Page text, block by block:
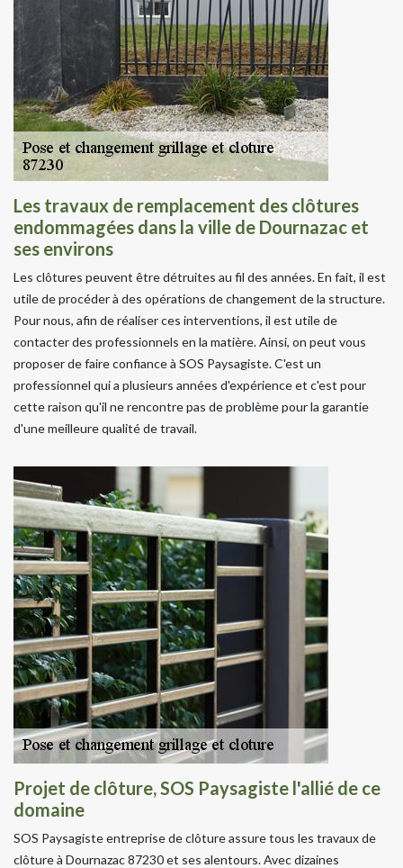
Les travaux de remplacement des clôtures
endommagées dans la ville de Dournazac et
ses environs
Les clôtures peuvent être détruites au fil des années. En fait, il est
utile de procéder à des opérations de changement de la structure.
Pour nous, afin de réaliser ces interventions, il est utile de
contacter des professionnels en la matière. Ainsi, on peut vous
proposer de faire confiance à SOS Paysagiste. C'est un
professionnel qui a plusieurs années d'expérience et c'est pour
cette raison qu'il ne rencontre pas de problème pour la garantie
d'une meilleure qualité de travail.
Projet de clôture, SOS Paysagiste l'allié de ce
domaine
SOS Paysagiste entreprise de clôture assure tous les travaux de
clôture à Dournazac 87230 et ses alentours. Avec dizaines